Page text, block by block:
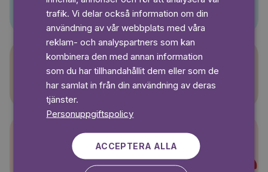
Sagasagor
Super-Charlie
trafik. Vi delar också information om din
användning av vår webbplats med våra
reklam- och analyspartners som kan
kombinera den med annan information
som du har tillhandahållit dem eller som de
har samlat in från din användning av deras
tjänster.
Personuppgiftspolicy
ACCEPTERA ALLA